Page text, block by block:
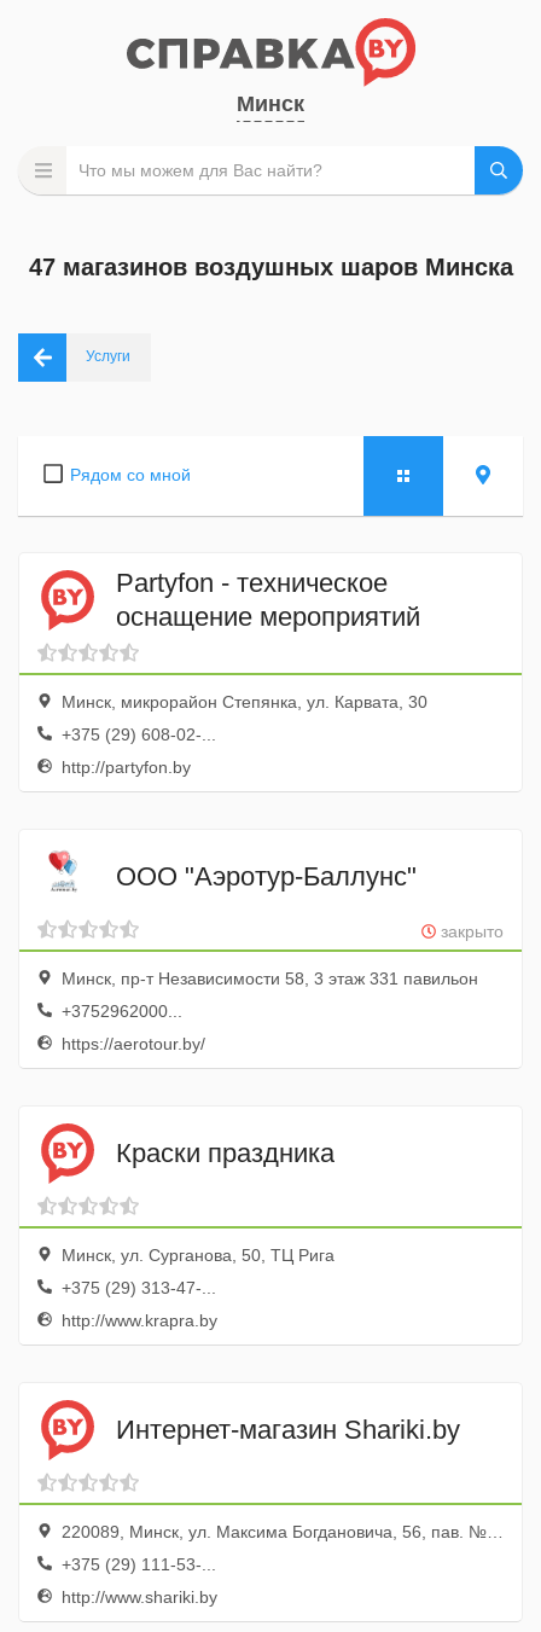
Минск
47 магазинов воздушных шаров Минска
Услуги
Рядом со мной
Partyfon - техническое
оснащение мероприятий
Минск, микрорайон Степянка, ул. Карвата, 30
+375 (29) 608-02-...
http://partyfon.by
ООО "Аэротур-Баллунс"
закрыто
Минск, пр-т Независимости 58, 3 этаж 331 павильон
+3752962000...
https://aerotour.by/
Краски праздника
Минск, ул. Сурганова, 50, ТЦ Рига
+375 (29) 313-47-...
http://www.krapra.by
Интернет-магазин Shariki.by
220089, Минск, ул. Максима Богдановича, 56, пав. № 109
+375 (29) 111-53-...
http://www.shariki.by